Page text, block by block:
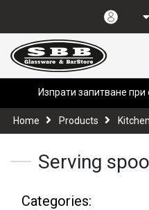
Изпрати запитване
Home Products Kitchen
Serving
Categories: